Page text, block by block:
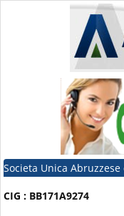
Societa Unica
CIG : BB171A9274